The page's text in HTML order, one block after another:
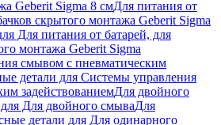
Geberit Sigma 8 смДля питания от
скрытого монтажа Geberit Sigma
Для питания от батарей, для
монтажа Geberit Sigma
смывом с пневматическим
детали для Системы управления
задействованиемДля двойного
Для двойного смываДля
детали для Для одинарного